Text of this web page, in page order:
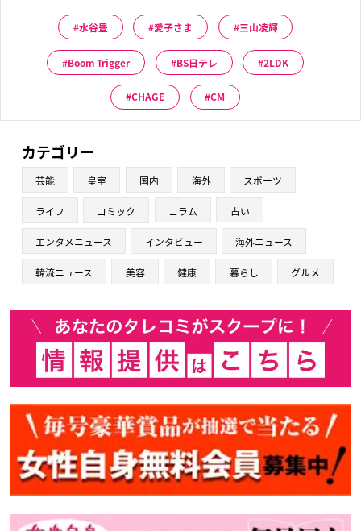
水谷豊 愛子さま 三山凌輝
Boom Trigger BS日テレ 2LDK
CHAGE CM
カテゴリー
芸能 皇室 国内 海外 スポーツ
ライフ コミック コラム 占い
エンタメニュース インタビュー 海外ニュース
韓流ニュース 美容 健康 暮らし グルメ